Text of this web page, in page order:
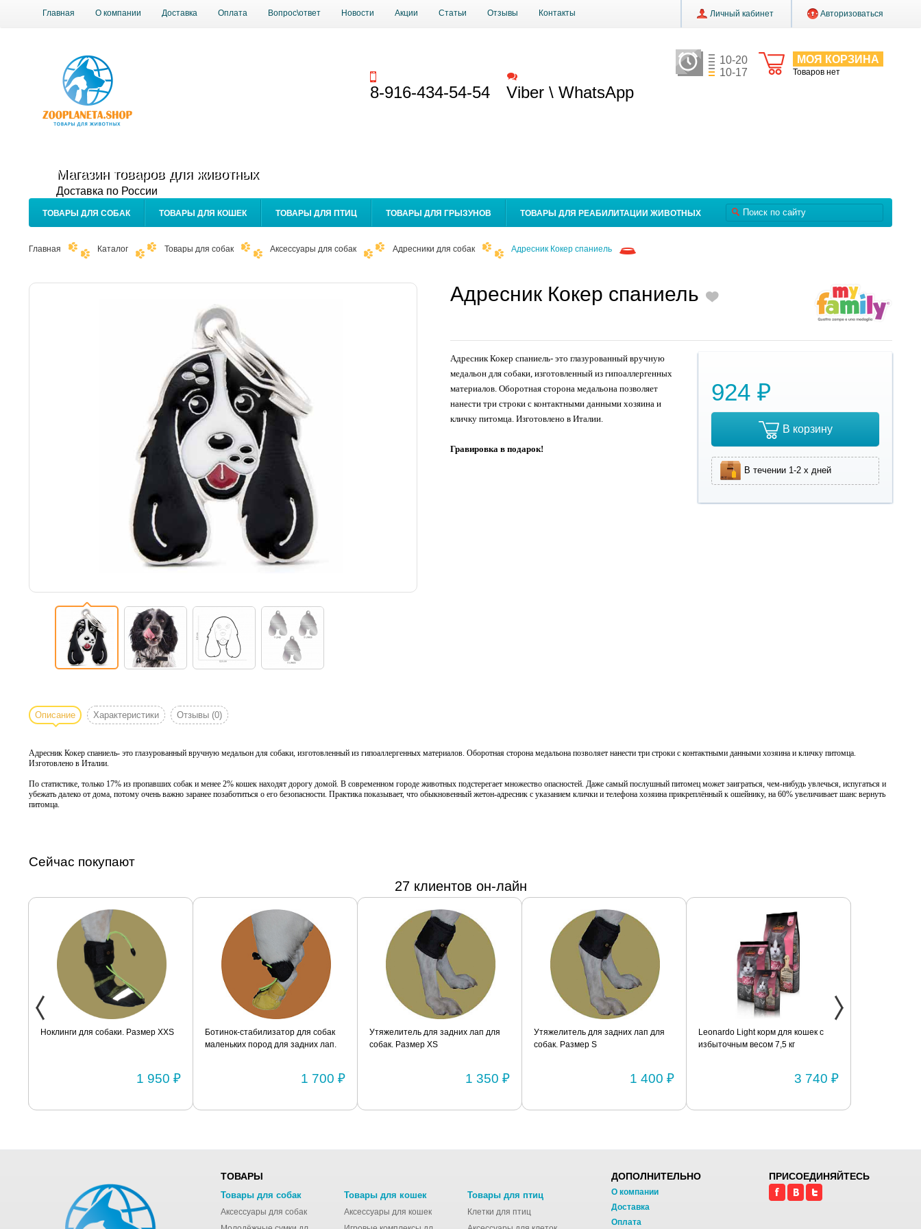
Главная О компании Доставка Оплата Вопрос\ответ Новости Акции Статьи Отзывы Контакты Личный кабинет Авторизоваться
МОЯ КОРЗИНА
Товаров нет
10-20
10-17
Магазин товаров для животных
Доставка по России
8-916-434-54-54 Viber \ WhatsApp
ТОВАРЫ ДЛЯ СОБАК ТОВАРЫ ДЛЯ КОШЕК ТОВАРЫ ДЛЯ ПТИЦ ТОВАРЫ ДЛЯ ГРЫЗУНОВ ТОВАРЫ ДЛЯ РЕАБИЛИТАЦИИ ЖИВОТНЫХ
Главная Каталог Товары для собак Аксессуары для собак Адресники для собак Адресник Кокер спаниель
Адресник Кокер спаниель
924 ₽
В корзину
В течении 1-2 х дней
Адресник Кокер спаниель- это глазурованный вручную
медальон для собаки, изготовленный из гипоаллергенных
материалов. Оборотная сторона медальона позволяет
нанести три строки с контактными данными хозяина и
кличку питомца. Изготовлено в Италии.
Гравировка в подарок!
Описание Характеристики Отзывы (0)
Адресник Кокер спаниель- это глазурованный вручную медальон для собаки, изготовленный из гипоаллергенных материалов. Оборотная сторона медальона позволяет нанести три строки с контактными данными хозяина и кличку питомца.
Изготовлено в Италии.
По статистике, только 17% из пропавших собак и менее 2% кошек находят дорогу домой. В современном городе животных подстерегает множество опасностей. Даже самый послушный питомец может заиграться, чем-нибудь увлечься, испугаться и
убежать далеко от дома, потому очень важно заранее позаботиться о его безопасности. Практика показывает, что обыкновенный жетон-адресник с указанием клички и телефона хозяина прикреплённый к ошейнику, на 60% увеличивает шанс вернуть
питомца.
Сейчас покупают
27 клиентов он-лайн
Ноклинги для собаки. Размер XXS
1 950 ₽
Ботинок-стабилизатор для собак
маленьких пород для задних лап.
1 700 ₽
Утяжелитель для задних лап для
собак. Размер XS
1 350 ₽
Утяжелитель для задних лап для
собак. Размер S
1 400 ₽
Leonardo Light корм для кошек с
избыточным весом 7,5 кг
3 740 ₽
ТОВАРЫ
Товары для собак
Аксессуары для собак
Товары для кошек
Аксессуары для кошек
Товары для птиц
Клетки для птиц
ДОПОЛНИТЕЛЬНО
О компании
Доставка
Оплата
ПРИСОЕДИНЯЙТЕСЬ